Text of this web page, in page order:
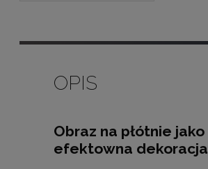
OPIS
Obraz na płótnie jako
efektowna dekoracja